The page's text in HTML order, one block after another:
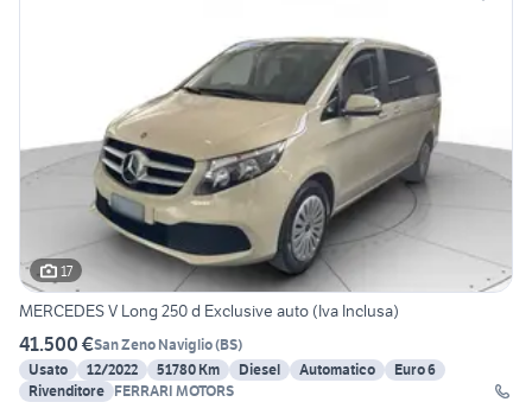
17
MERCEDES V Long 250 d Exclusive auto (Iva Inclusa)
41.500 €San Zeno Naviglio(BS)
Usato
12/2022 51780 Km Diesel Automatico
Euro 6
Rivenditore FERRARI MOTORS